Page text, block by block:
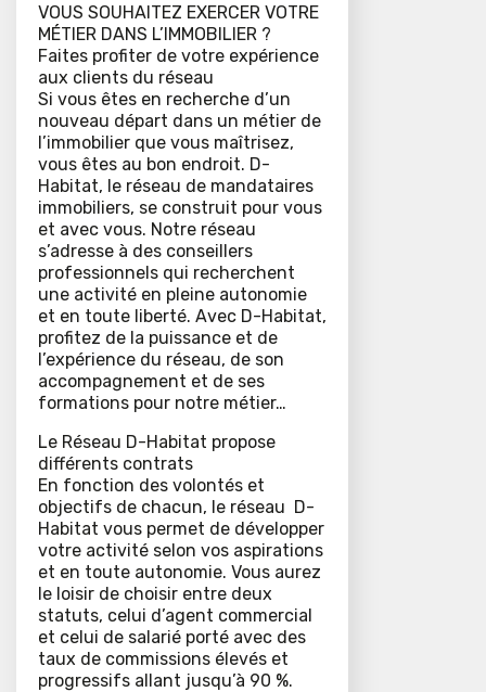
VOUS SOUHAITEZ EXERCER VOTRE
MÉTIER DANS L’IMMOBILIER ?
Faites profiter de votre expérience
aux clients du réseau
Si vous êtes en recherche d’un
nouveau départ dans un métier de
l’immobilier que vous maîtrisez,
vous êtes au bon endroit. D-
Habitat, le réseau de mandataires
immobiliers, se construit pour vous
et avec vous. Notre réseau
s’adresse à des conseillers
professionnels qui recherchent
une activité en pleine autonomie
et en toute liberté. Avec D-Habitat,
profitez de la puissance et de
l’expérience du réseau, de son
accompagnement et de ses
formations pour notre métier…
Le Réseau D-Habitat propose
différents contrats
En fonction des volontés et
objectifs de chacun, le réseau D-
Habitat vous permet de développer
votre activité selon vos aspirations
et en toute autonomie. Vous aurez
le loisir de choisir entre deux
statuts, celui d’agent commercial
et celui de salarié porté avec des
taux de commissions élevés et
progressifs allant jusqu’à 90 %.